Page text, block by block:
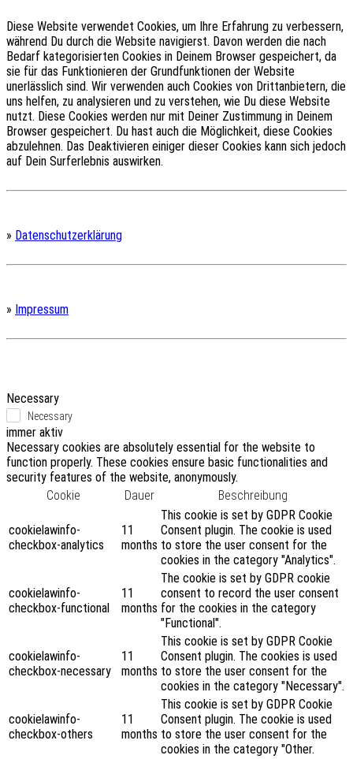
Diese Website verwendet Cookies, um Ihre Erfahrung zu verbessern,
während Du durch die Website navigierst. Davon werden die nach
Bedarf kategorisierten Cookies in Deinem Browser gespeichert, da
sie für das Funktionieren der Grundfunktionen der Website
unerlässlich sind. Wir verwenden auch Cookies von Drittanbietern, die
uns helfen, zu analysieren und zu verstehen, wie Du diese Website
nutzt. Diese Cookies werden nur mit Deiner Zustimmung in Deinem
Browser gespeichert. Du hast auch die Möglichkeit, diese Cookies
abzulehnen. Das Deaktivieren einiger dieser Cookies kann sich jedoch
auf Dein Surferlebnis auswirken.
» Datenschutzerklärung
» Impressum
Necessary
Necessary
immer aktiv
Necessary cookies are absolutely essential for the website to
function properly. These cookies ensure basic functionalities and
security features of the website, anonymously.
Cookie
Dauer Beschreibung
cookielawinfo-
checkbox-analytics
11
months
This cookie is set by GDPR Cookie
Consent plugin. The cookie is used
to store the user consent for the
cookies in the category "Analytics".
cookielawinfo-
checkbox-functional
11
months
The cookie is set by GDPR cookie
consent to record the user consent
for the cookies in the category
"Functional".
cookielawinfo-
checkbox-necessary
11
months
This cookie is set by GDPR Cookie
Consent plugin. The cookies is used
to store the user consent for the
cookies in the category "Necessary".
cookielawinfo-
checkbox-others
11
months
This cookie is set by GDPR Cookie
Consent plugin. The cookie is used
to store the user consent for the
cookies in the category "Other.